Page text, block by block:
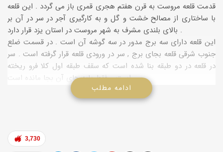
قدمت قلعه مروست به قرن هفتم هجری قمری باز می گردد . این قلعه
با ساختاری از مصالح خشت و گل و به کارگیری آجر در سر در آن بر
بالای بلندی مشرف به شهر مروست در استان یزد قرار دارد .
این قلعه دارای سه برج مدور در سه گوشه آن است . در قسمت ضلع
جنوب شرقی قلعه بجای برج , سر در ورودی قلعه قرار گرفته است . سر
در قلعه در دو طبقه بنا شده است که سقف طبقه اول کلا فرو ریخته
است و فقط پایه های آن بجا مانده است .
قرار گرفتن بر بلندی و اشراف آن به شهر و جاذبه نمایی آن از دور به
هنگام ورود به مروست از مسیر هرات از خصوصیات بارز این بنا
ادامه مطلب
3,730